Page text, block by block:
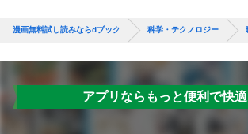
漫画無料試し読みならdブック 科学・テクノロジー
アプリならもっと便利で快適